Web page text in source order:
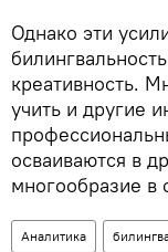
Однако эти
креативность.
учить и другие
осваиваются в
многообразие в
Аналитика